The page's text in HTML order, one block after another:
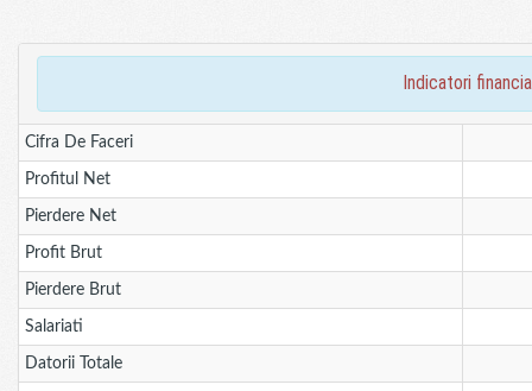
indicatori
Cifra De Faceri
Profitul Net
Pierdere Net
Profit Brut
Pierdere Brut
Salariati
Datorii Totale